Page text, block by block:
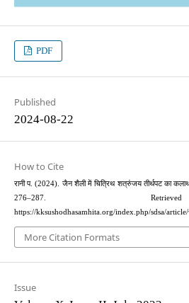
PDF
Published
2024-08-22
How to Cite
रानी प. (2024). जैन शैली में चित्रिथ शत्रुंजय तीर्थपट का
276–287.
https://kksushodhasamhita.org/index.php/sdsa/
More Citation Formats
Issue